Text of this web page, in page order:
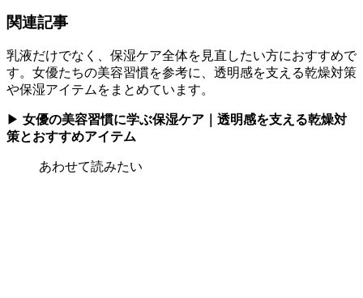
関連記事
乳液だけでなく、保湿ケア全体を見直したい方におすすめで
す。女優たちの美容習慣を参考に、透明感を支える乾燥対策
や保湿アイテムをまとめています。
▶ 女優の美容習慣に学ぶ保湿ケア｜透明感を支える乾燥対
策とおすすめアイテム
あわせて読みたい